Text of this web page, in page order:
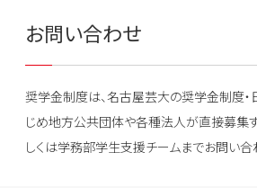
お問い合わせ
奨学金制度は、名古屋芸大の奨学金制度
じめ地方公共団体や各種法人が直接募集
しくは学務部学生支援チームまでお問い合